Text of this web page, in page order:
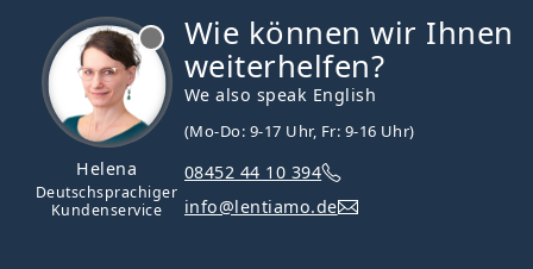
Helena
Deutschsprachiger
Kundenservice
Wie können wir Ihnen
weiterhelfen?
We also speak English
(Mo-Do: 9-17 Uhr, Fr: 9-16 Uhr)
08452 44 10 394
info@lentiamo.de